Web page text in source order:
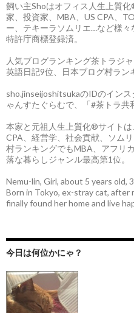
飼い主Shoはオフィス人生上質
家、投資家、MBA、US CPA、
ー、テキーラソムリエ…など様
特許庁商標登録済。
人気ブログランキング茶トラジ
英語日記9位、日本ブログ村ラン
sho.jinseijoshitsukaのIDのイン
ゃんすたぐらむで、「#茶トラ共
本家と元祖人生上質化®サイト
CPA、経営学、社会貢献、ソム
村ランキングでもMBA、アフリ
落な暮らしジャンル最高第1位。
Nemu-lin, Girl, about 5 years old,
Born in Tokyo, ex-stray cat, after
finally found her home and live
今日は何位かにゃ？